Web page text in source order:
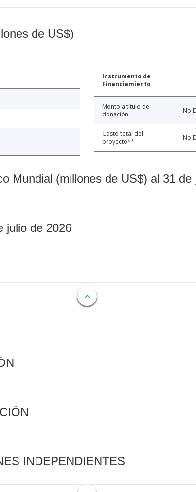
de US$)
Instrumento de
Financiamiento
Monto a título de
donación
No
Costo total del
proyecto**
No
Mundial (millones de US$) al 31 de
julio de 2026
INDEPENDIENTES